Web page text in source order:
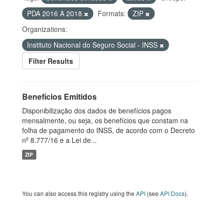
PDA 2016 A 2018
Formats:
ZIP
Organizations:
Instituto Nacional do Seguro Social - INSS
Filter Results
Benefícios Emitidos
Disponibilização dos dados de benefícios pagos
mensalmente, ou seja, os benefícios que constam na
folha de pagamento do INSS, de acordo com o Decreto
nº 8.777/16 e a Lei de...
ZIP
You can also access this registry using the API (see API Docs).